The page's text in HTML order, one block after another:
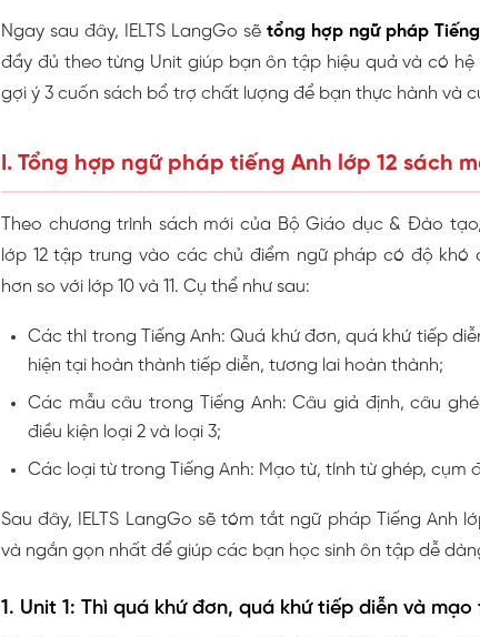
Ngay sau đây, IELTS LangGo sẽ tổng hợp ngữ pháp
đầy đủ theo từng Unit giúp bạn ôn tập hiệu quả và có
gợi ý 3 cuốn sách bổ trợ chất lượng để bạn thực hành và
I. Tổng hợp ngữ pháp tiếng Anh lớp 12 sách
Theo chương trình sách mới của Bộ Giáo dục & Đào
lớp 12 tập trung vào các chủ điểm ngữ pháp có độ khó
hơn so với lớp 10 và 11. Cụ thể như sau:
Các thì trong Tiếng Anh: Quá khứ đơn, quá khứ tiếp
hiện tại hoàn thành tiếp diễn, tương lai hoàn thành;
Các mẫu câu trong Tiếng Anh: Câu giả định, câu
điều kiện loại 2 và loại 3;
Các loại từ trong Tiếng Anh: Mạo từ, tính từ ghép, cụm
Sau đây, IELTS LangGo sẽ tóm tắt ngữ pháp Tiếng Anh
và ngắn gọn nhất để giúp các bạn học sinh ôn tập dễ
1. Unit 1: Thì quá khứ đơn, quá khứ tiếp diễn và